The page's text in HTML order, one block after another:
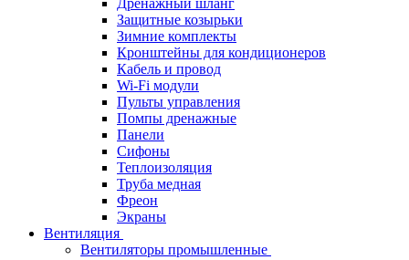
Дренажный шланг
Защитные козырьки
Зимние комплекты
Кронштейны для кондиционеров
Кабель и провод
Wi-Fi модули
Пульты управления
Помпы дренажные
Панели
Сифоны
Теплоизоляция
Труба медная
Фреон
Экраны
Вентиляция
Вентиляторы промышленные